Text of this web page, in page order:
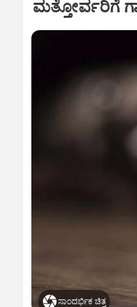
ಮತ್ತೋರ್ವರಿಗೆ
ಸಾಂದರ್ಭಿಕ ಚಿತ್ರ